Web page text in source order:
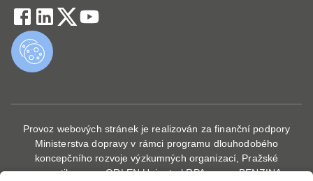
Provoz webových stránek je realizován za finanční podpory
Ministerstva dopravy v rámci programu dlouhodobého
koncepčního rozvoje výzkumných organizací, Pražské
energetiky, a. s., ORLEN Unipetrol RPA s.r.o. - BENZINA,